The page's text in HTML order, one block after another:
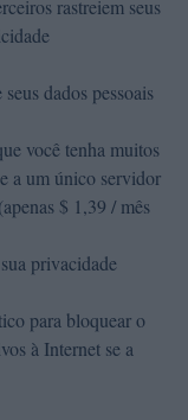
rastreiem seus
dados pessoais
você tenha muitos
a um único servidor
$ 1,39 / mês
privacidade
para bloquear o
à Internet se a